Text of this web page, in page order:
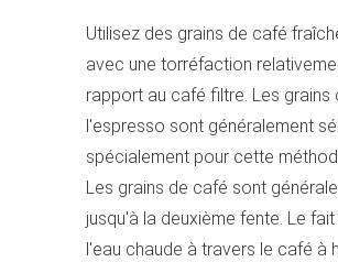
Utilisez des grains de café
avec une torréfaction
rapport au café filtre. Les grains
l'espresso sont généralement
spécialement pour cette
Les grains de café sont
jusqu'à la deuxième fente. Le
l'eau chaude à travers le café à